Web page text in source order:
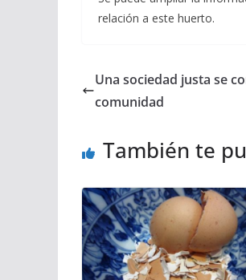
relación a este huerto.
Una sociedad justa se
comunidad
También te